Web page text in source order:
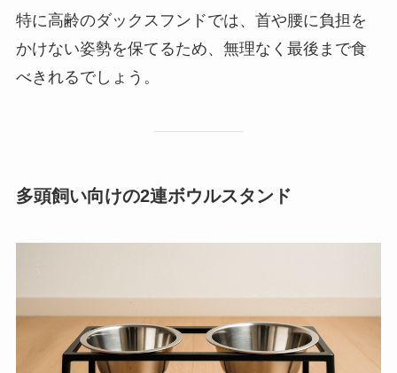
特に高齢のダックスフンドでは、首や腰に負担を
かけない姿勢を保てるため、無理なく最後まで食
べきれるでしょう。
多頭飼い向けの2連ボウルスタンド